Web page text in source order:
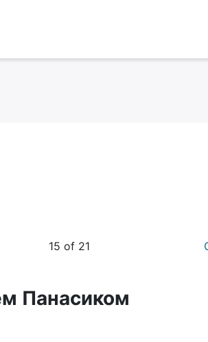
15 of 21
Панасиком